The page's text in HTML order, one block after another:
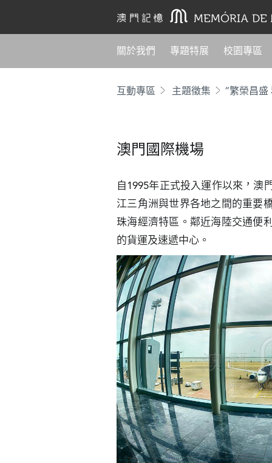
關於我們 專題特展 校園專區
互動專區 主題徵集 “繁榮昌
澳門國際機場
自1995年正式投入運作以來，澳
江三角洲與世界各地之間的重要
珠海經濟特區。鄰近海陸交通便
的貨運及速遞中心。